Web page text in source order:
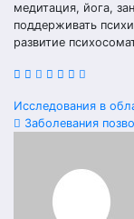
медитация, йога,
поддерживать
развитие
записям
Исследования в
Заболевания